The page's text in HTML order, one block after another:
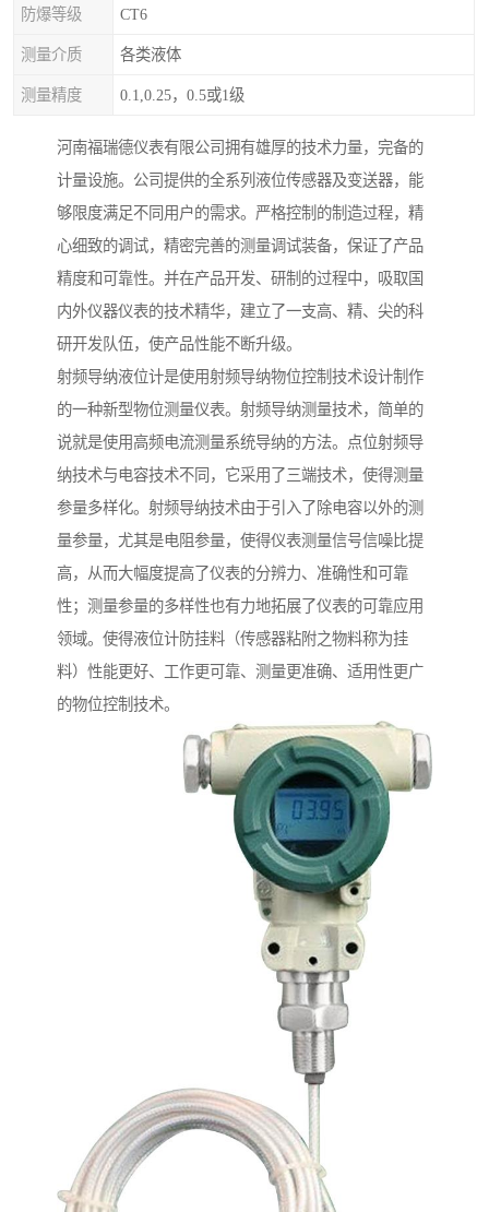
防爆等级 CT6
测量介质 各类液体
测量精度 0.1,0.25，0.5或1级
河南福瑞德仪表有限公司拥有雄厚的技术力量，完备的
计量设施。公司提供的全系列液位传感器及变送器，能
够限度满足不同用户的需求。严格控制的制造过程，精
心细致的调试，精密完善的测量调试装备，保证了产品
精度和可靠性。并在产品开发、研制的过程中，吸取国
内外仪器仪表的技术精华，建立了一支高、精、尖的科
研开发队伍，使产品性能不断升级。
射频导纳液位计是使用射频导纳物位控制技术设计制作
的一种新型物位测量仪表。射频导纳测量技术，简单的
说就是使用高频电流测量系统导纳的方法。点位射频导
纳技术与电容技术不同，它采用了三端技术，使得测量
参量多样化。射频导纳技术由于引入了除电容以外的测
量参量，尤其是电阻参量，使得仪表测量信号信噪比提
高，从而大幅度提高了仪表的分辨力、准确性和可靠
性；测量参量的多样性也有力地拓展了仪表的可靠应用
领域。使得液位计防挂料（传感器粘附之物料称为挂
料）性能更好、工作更可靠、测量更准确、适用性更广
的物位控制技术。